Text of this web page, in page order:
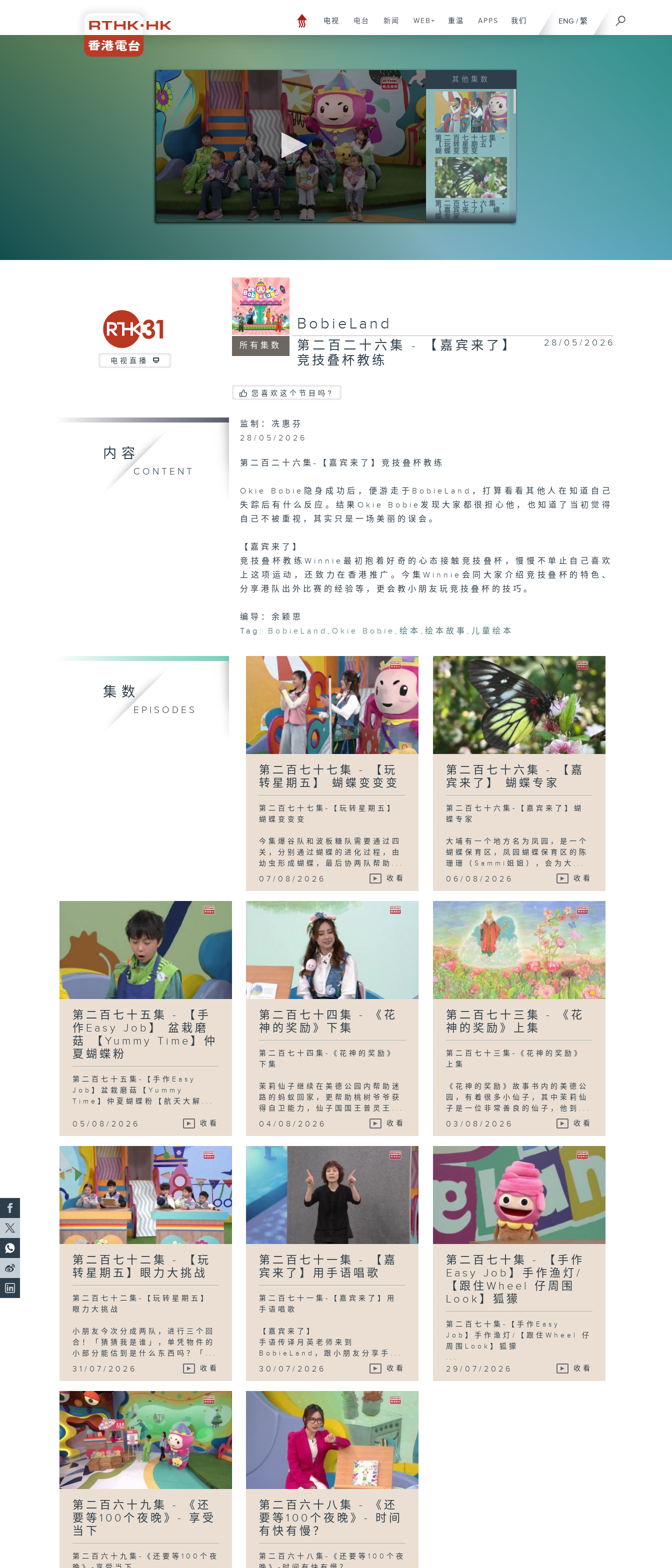
ENG / 繁
电视 电台 新闻 WEB+ 重温 APPS 我们
0
其他集数
第二百七十七集 -
【玩转星期五】
蝴蝶变变变
第二百七十六集 -
【嘉宾来了】 蝴
蝶专家
第二百七十四集 -
【玩转星期五】眼
【嘉宾来了】用手
语唱歌
Job】手作渔灯/
【跟住Wheel 仔
第二百六十九集 -
《还要等100个夜
晚》- 享受当下
《还要等100个夜
晚》- 时间有快有
慢？
电视直播
所有集数
BobieLand
第二百二十六集 - 【嘉宾来了】
竞技叠杯教练
28/05/2026
您喜欢这个节目吗?
内容
CONTENT
监制：冼惠芬
28/05/2026
第二百二十六集-【嘉宾来了】竞技叠杯教练
Okie Bobie隐身成功后，便游走于BobieLand，打算看看其他人在知道自己
失踪后有什么反应。结果Okie Bobie发现大家都很担心他，也知道了当初觉得
自己不被重视，其实只是一场美丽的误会。
【嘉宾来了】
竞技叠杯教练Winnie最初抱着好奇的心态接触竞技叠杯，慢慢不单止自己喜欢
上这项运动，还致力在香港推广。今集Winnie会同大家介绍竞技叠杯的特色、
分享港队出外比赛的经验等，更会教小朋友玩竞技叠杯的技巧。
编导：余颖思
Tag:
BobieLand , Okie Bobie ,绘本 ,绘本故事 , 儿童绘本
集数
EPISODES
第二百七十七集 - 【玩
转星期五】 蝴蝶变变变
第二百七十七集-【玩转星期五】
蝴蝶变变变
今集爆谷队和波板糖队需要通过四
关，分别通过蝴蝶的进化过程，由
幼虫形成蝴蝶，最后协两队帮助...
07/08/2026 收看
第二百七十六集 - 【嘉
宾来了】 蝴蝶专家
第二百七十六集-【嘉宾来了】蝴
蝶专家
大埔有一个地方名为凤园，是一个
蝴蝶保育区，凤园蝴蝶保育区的陈
珊珊（Sammi姐姐），会为大...
06/08/2026 收看
第二百七十五集 - 【手
作Easy Job】 盆栽磨
菇 【Yummy Time】仲
夏蝴蝶粉
第二百七十五集-【手作Easy
Job】盆栽磨菇【Yummy
Time】仲夏蝴蝶粉【航天大解...
05/08/2026 收看
第二百七十四集 - 《花
神的奖励》下集
第二百七十四集-《花神的奖励》
下集
茉莉仙子继续在美德公园内帮助迷
路的蚂蚁回家，更帮助桃树爷爷获
得自卫能力，仙子国国王普灵王...
04/08/2026 收看
第二百七十三集 - 《花
神的奖励》上集
第二百七十三集-《花神的奖励》
上集
《花神的奖励》故事书内的美德公
园，有着很多小仙子，其中茉莉仙
子是一位非常善良的仙子，他到...
03/08/2026 收看
第二百七十二集 - 【玩
转星期五】眼力大挑战
第二百七十二集-【玩转星期五】
眼力大挑战
小朋友今次分成两队，进行三个回
合！「猜猜我是谁」，单凭物件的
小部分能估到是什么东西吗？「...
31/07/2026 收看
第二百七十一集 - 【嘉
宾来了】用手语唱歌
第二百七十一集-【嘉宾来了】用
手语唱歌
【嘉宾来了】
手语传译月英老师来到
BobieLand，跟小朋友分享手...
30/07/2026 收看
第二百七十集 - 【手作
Easy Job】手作渔灯/
【跟住Wheel 仔周围
Look】狐獴
第二百七十集-【手作Easy
Job】手作渔灯/【跟住Wheel 仔
周围Look】狐獴
...
29/07/2026 收看
第二百六十九集 - 《还
要等100个夜晚》- 享受
当下
第二百六十九集-《还要等100个夜
第二百六十八集 - 《还
要等100个夜晚》- 时间
有快有慢？
第二百六十八集-《还要等100个夜